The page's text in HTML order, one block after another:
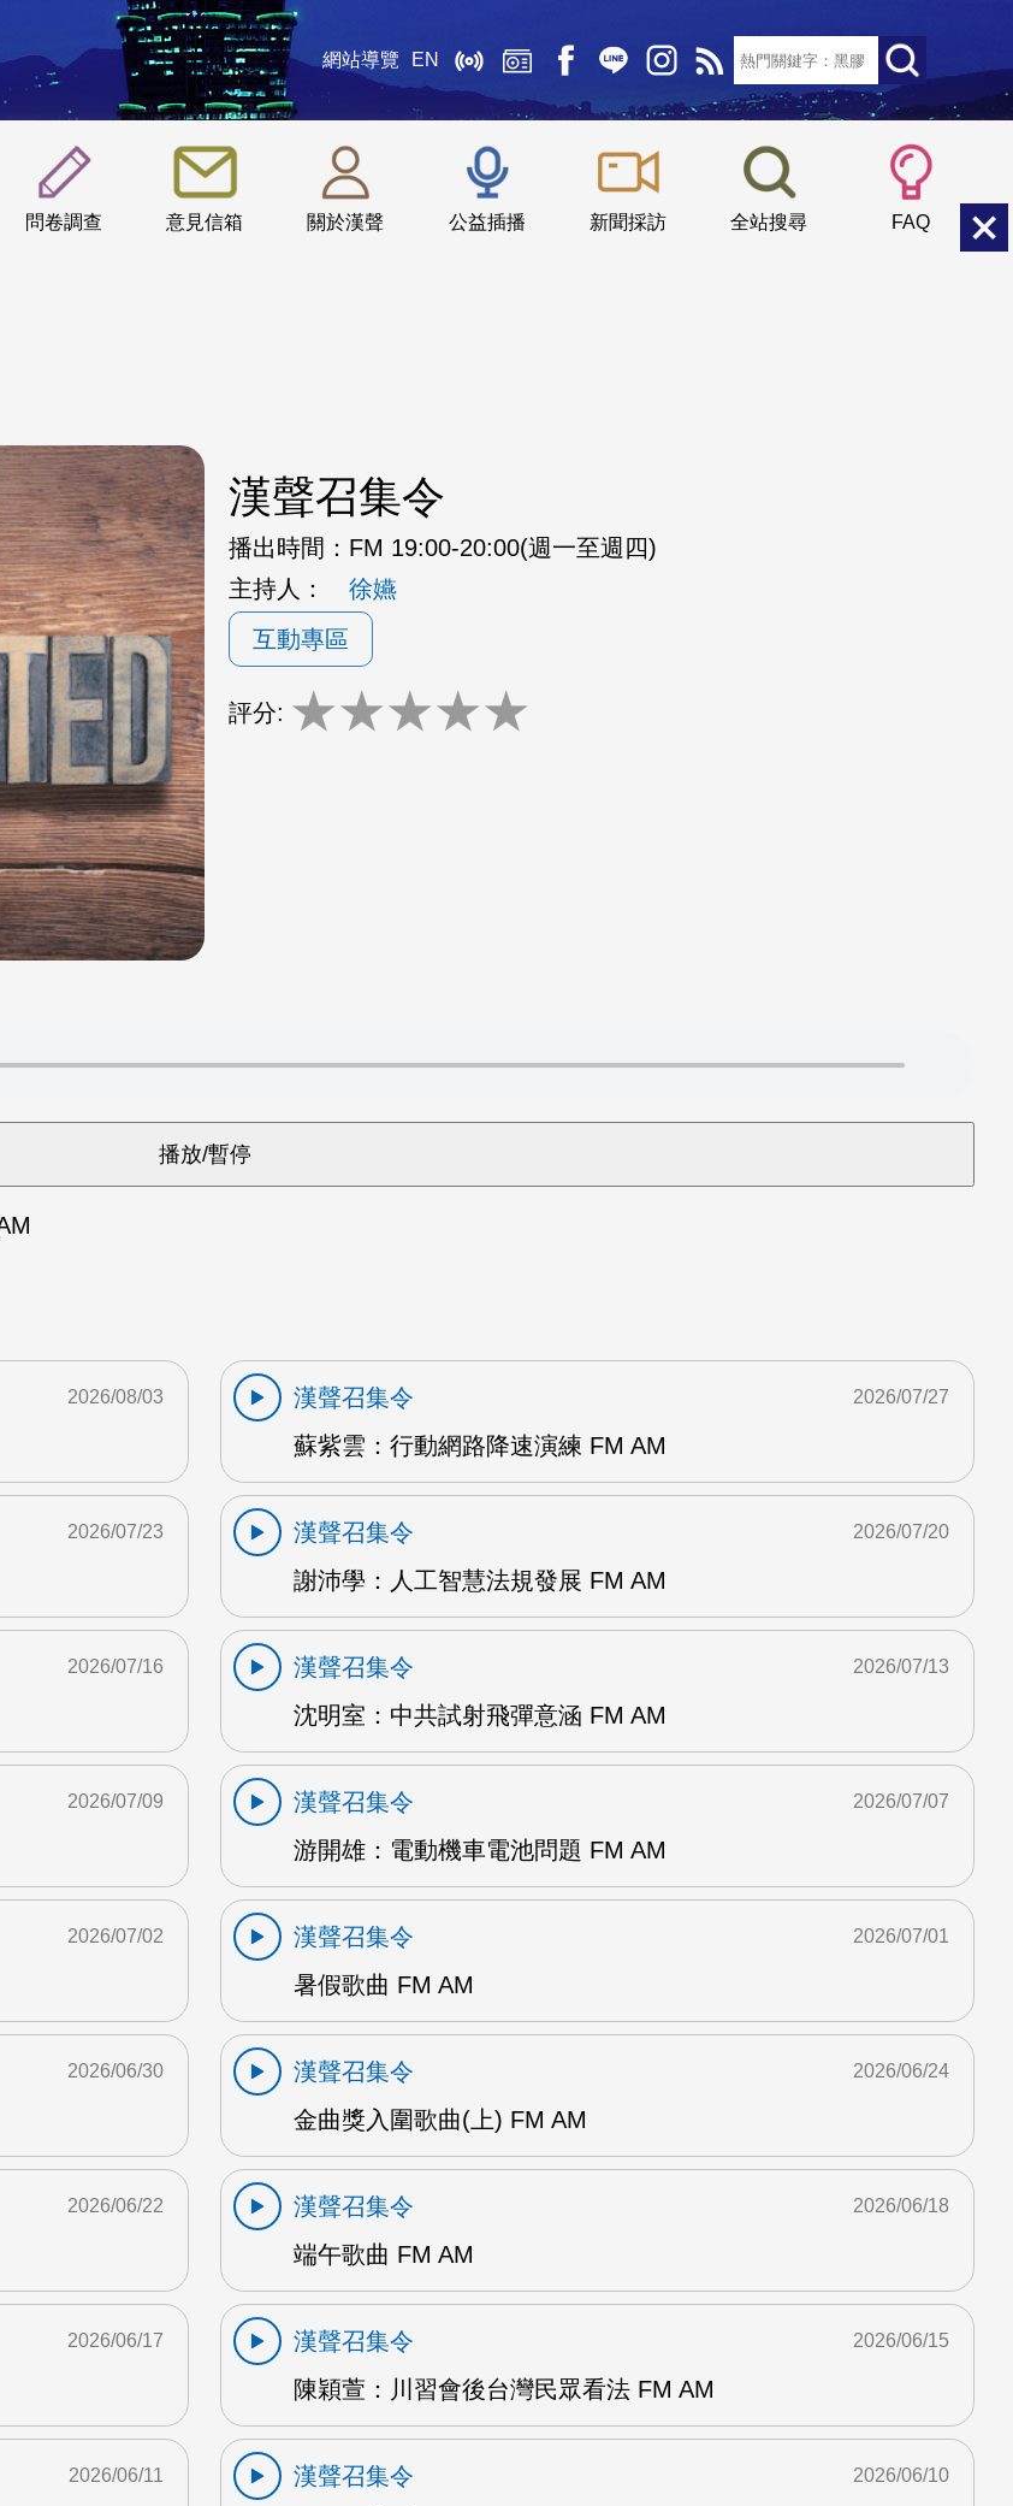
網站導覽 EN
問卷調查 意見信箱 關於漢聲 公益插播 新聞採訪 全站搜尋 FAQ
::: 小 中
漢聲召集令
播出時間： FM 19:00-20:00(週一至週四)
主持人：
徐嬿
互動專區
評分: ★★★★★
2026/08/03
漢聲召集令
蘇紫雲：行動網路降速演練 FM AM
2026/07/27
2026/07/23
漢聲召集令
謝沛學：人工智慧法規發展 FM AM
2026/07/20
2026/07/16
漢聲召集令
沈明室：中共試射飛彈意涵 FM AM
2026/07/13
2026/07/09
漢聲召集令
游開雄：電動機車電池問題 FM AM
2026/07/07
2026/07/02
漢聲召集令
暑假歌曲 FM AM
2026/07/01
2026/06/30
漢聲召集令
金曲獎入圍歌曲(上) FM AM
2026/06/24
2026/06/22
漢聲召集令
端午歌曲 FM AM
2026/06/18
2026/06/17
漢聲召集令
陳穎萱：川習會後台灣民眾看法 FM AM
2026/06/15
2026/06/11
漢聲召集令
2026/06/10